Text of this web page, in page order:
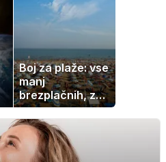
Boj za plaže: vse
manj
brezplačnih, za
ležalnik in
senčnik tudi več
kot 40 evrov